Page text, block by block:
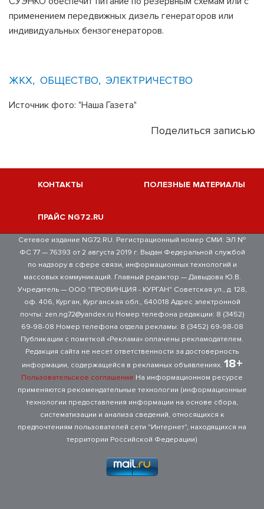
применением передвижных дизель генераторов или
индивидуальных бензогенераторов.
ЖКХ ОБЩЕСТВО ЭЛЕКТРИЧЕСТВО
Источник фото: "Наша Газета"
Поделиться записью
КОНТАКТЫ ПОЛЕЗНЫЕ МАТЕРИАЛЫ
ПРАЙС NG72.RU
Сетевое издание NG72.RU. Регистрационный номер СМИ: ЭЛ №
ФС 77 — 76393 от 2 августа 2019 г. Выдан Федеральной службой
по надзору в сфере связи, информационных технологий и
массовых коммуникаций. Главный редактор — Давыдова Ю.В.
Учредитель — ООО "ПРОВИНЦИЯ - КУРГАН" Советская ул., д. 128,
оф. 406, Курган, Курганская обл., 640018 Адрес электронной
почты: zen.ng72@yandex.ru Номер телефона редакции: 8 (3452)
69-98-08 Номер телефона отдела рекламы: 8 (3452) 69-98-08
Публикации с пометкой «Реклама» оплачены рекламодателем.
Редакция сайта не несет ответственности за достоверность
информации, содержащейся в рекламных объявлениях. 18+
Пользовательское соглашение На информационном ресурсе
применяются рекомендательные технологии (информационные
технологии предоставления информации на основе сбора,
систематизации и анализа сведений, относящихся к
предпочтениям пользователей сети "Интернет", находящихся на
территории Российской Федерации)